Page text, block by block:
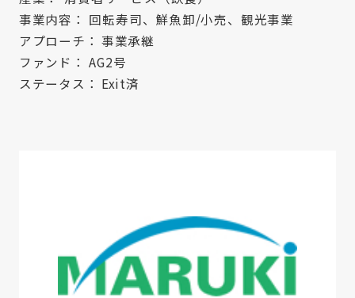
事業内容： 回転寿司、鮮魚卸/小売、観光事業
アプローチ： 事業承継
ファンド： AG2号
ステータス： Exit済